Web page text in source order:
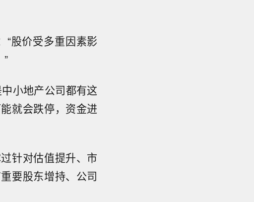
“股价受多重因素影
小地产公司都有这
就会跌停，资金进
针对估值提升、市
要股东增持、公司